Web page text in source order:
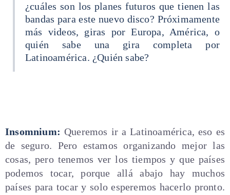
¿cuáles son los planes futuros que tienen las
bandas para este nuevo disco? Próximamente
más videos, giras por Europa, América, o
quién sabe una gira completa por
Latinoamérica. ¿Quién sabe?
Insomnium: Queremos ir a Latinoamérica, eso es
de seguro. Pero estamos organizando mejor las
cosas, pero tenemos ver los tiempos y que países
podemos tocar, porque allá abajo hay muchos
países para tocar y solo esperemos hacerlo pronto.